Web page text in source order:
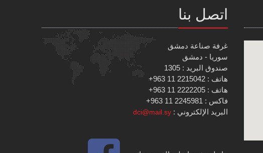
اتصل بنا
غرفة صناعة دمشق
سوريا - دمشق
صندوق البريد : 1305
هاتف : 2215042 11 963+
هاتف : 2222205 11 963+
فاكس : 2245981 11 963+
البريد الإلكتروني : dci@mail.sy